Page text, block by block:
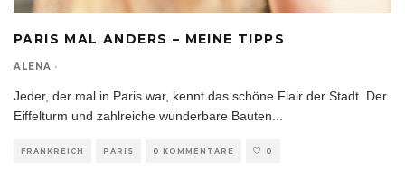
PARIS MAL ANDERS – MEINE TIPPS
ALENA ·
Jeder, der mal in Paris war, kennt das schöne Flair der Stadt. Der
Eiffelturm und zahlreiche wunderbare Bauten
FRANKREICH PARIS 0 KOMMENTARE 0